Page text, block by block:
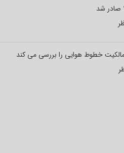
مالکیت خطوط هوایی را بررسی می کند